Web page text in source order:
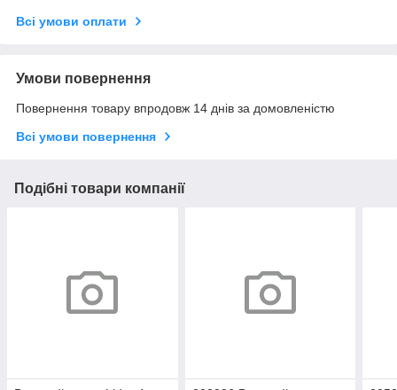
Всі умови оплати
Умови повернення
Повернення товару впродовж 14 днів за домовленістю
Всі умови повернення
Подібні товари компанії